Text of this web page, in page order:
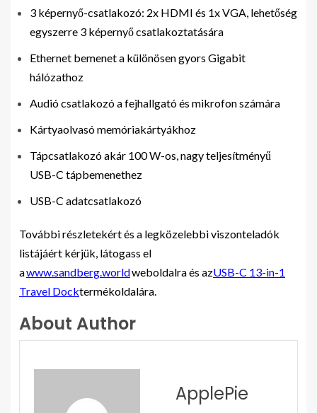
3 képernyő-csatlakozó: 2x HDMI és 1x VGA, lehetőség
egyszerre 3 képernyő csatlakoztatására
Ethernet bemenet a különösen gyors Gigabit
hálózathoz
Audió csatlakozó a fejhallgató és mikrofon számára
Kártyaolvasó memóriakártyákhoz
Tápcsatlakozó akár 100 W-os, nagy teljesítményű
USB-C tápbemenethez
USB-C adatcsatlakozó
További részletekért és a legközelebbi viszonteladók
listájáért kérjük, látogass el
awww.sandberg.worldweboldalra és azUSB-C 13-in-1
Travel Docktermékoldalára.
About Author
ApplePie